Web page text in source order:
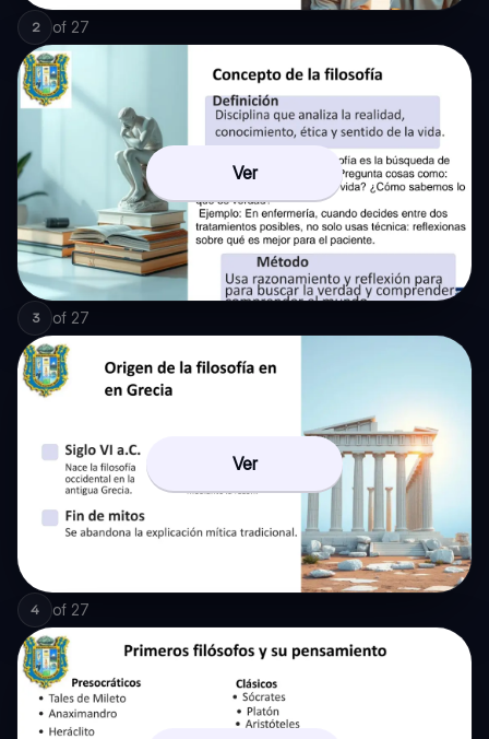
2 of 27
Ver
3 of 27
Ver
4 of 27